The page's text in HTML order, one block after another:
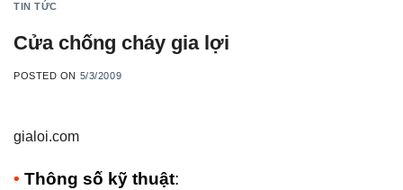
TIN TỨC
Cửa chống cháy gia lợi
POSTED ON 5/3/2009
gialoi.com
• Thông số kỹ thuật: